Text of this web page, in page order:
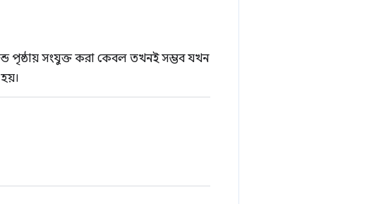
পৃষ্ঠায় সংযুক্ত করা কেবল তখনই সম্ভব যখন